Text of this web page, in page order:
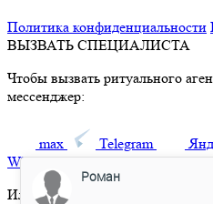
Политика конфиденциальности
ВЫЗВАТЬ СПЕЦИАЛИСТА
Чтобы вызвать ритуального
мессенджер:
max Telegram
What’sApp
Или позвоните по телефону:
Роман